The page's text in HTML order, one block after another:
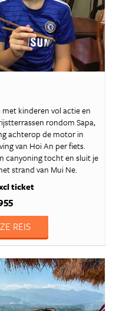
kinderen vol actie en
rondom Sapa,
achterop de motor in
van Hoi An per fiets.
canyoning tocht en sluit je
strand van Mui Ne.
ticket
REIS